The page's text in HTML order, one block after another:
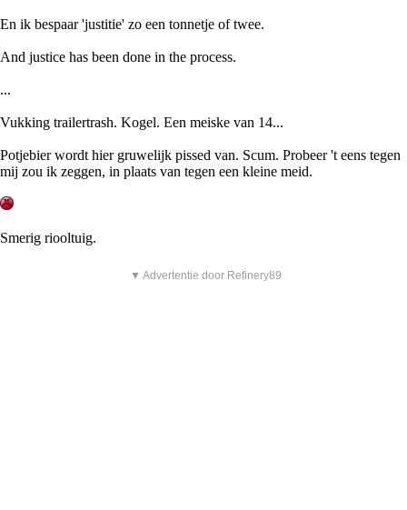
En ik bespaar 'justitie' zo een tonnetje of twee.
And justice has been done in the process.
...
Vukking trailertrash. Kogel. Een meiske van 14...
Potjebier wordt hier gruwelijk pissed van. Scum. Probeer 't eens tegen
mij zou ik zeggen, in plaats van tegen een kleine meid.
Smerig riooltuig.
▼ Advertentie door Refinery89